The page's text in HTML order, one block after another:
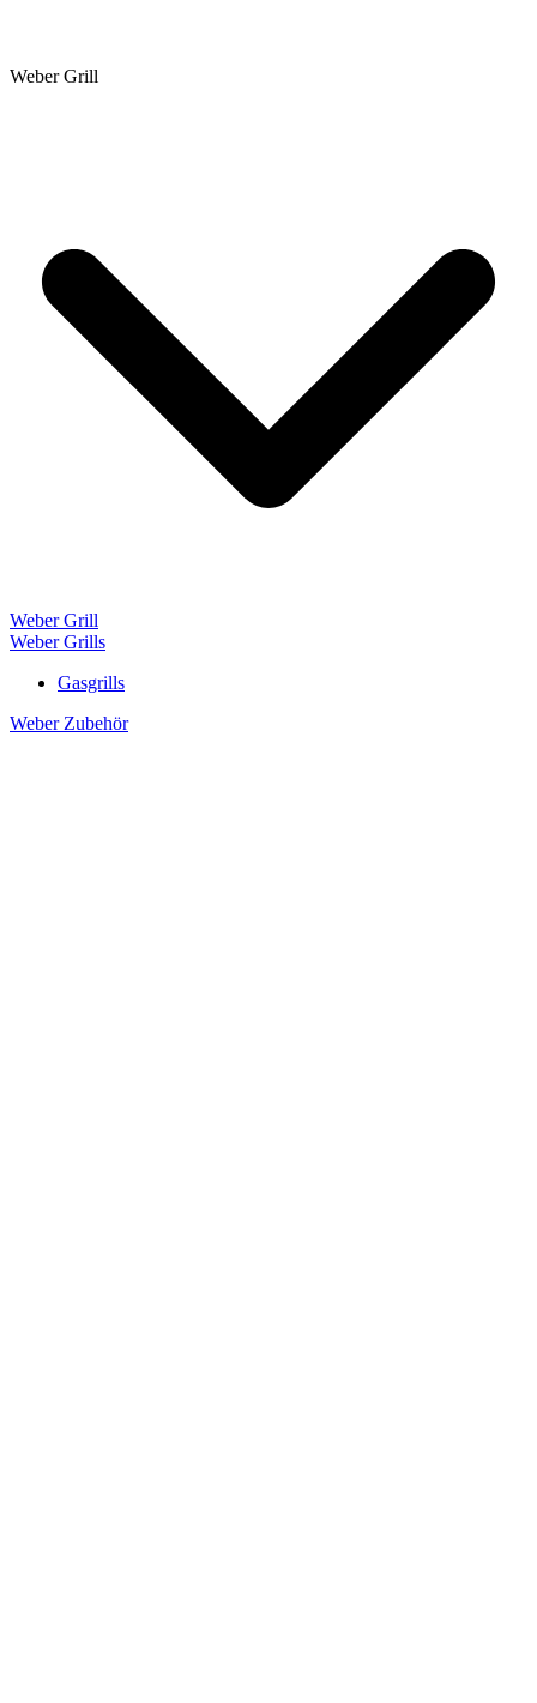
Weber Grill
Weber Grill
Weber Grills
Gasgrills
Weber Zubehör